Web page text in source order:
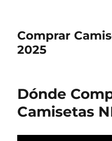
Comprar
2025
Dónde
Camisetas